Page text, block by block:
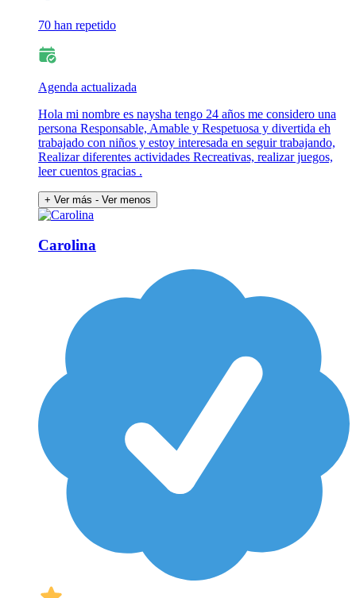
70 han repetido
Agenda actualizada
Hola mi nombre es naysha tengo 24 años me considero una
persona Responsable, Amable y Respetuosa y divertida eh
trabajado con niños y estoy interesada en seguir trabajando,
Realizar diferentes actividades Recreativas, realizar juegos,
leer cuentos gracias .
+ Ver más - Ver menos
Carolina